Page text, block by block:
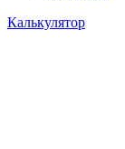
Калькулятор